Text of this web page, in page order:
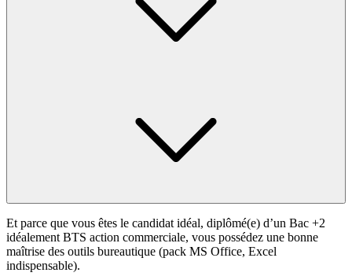
Et parce que vous êtes le candidat idéal, diplômé(e) d’un Bac +2
idéalement BTS action commerciale, vous possédez une bonne
maîtrise des outils bureautique (pack MS Office, Excel
indispensable).